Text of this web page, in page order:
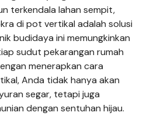
terkendala lahan sempit,
di pot vertikal adalah solusi
budidaya ini memungkinkan
sudut pekarangan rumah
menerapkan cara
Anda tidak hanya akan
segar, tetapi juga
dengan sentuhan hijau.